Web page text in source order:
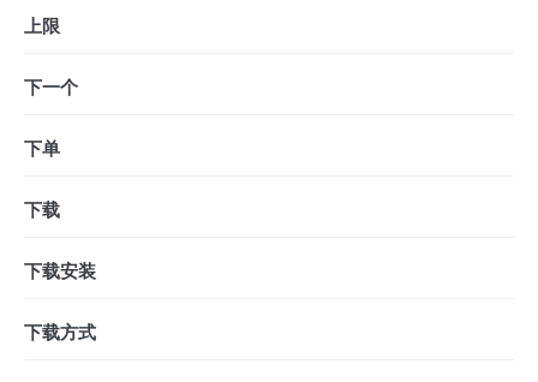
上限
下一个
下单
下载
下载安装
下载方式